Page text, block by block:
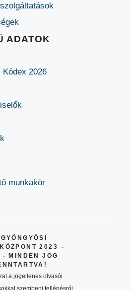
ADATOK
2026
munkakör
2023 –
- MINDEN JOG
a jogellenes olvasói
szembeni fellépésről